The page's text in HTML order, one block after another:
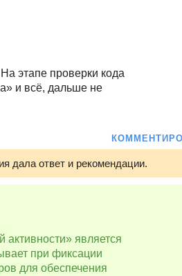
этапе проверки кода
и всё, дальше не
дала ответ и рекомендации.
является
при фиксации
для обеспечения